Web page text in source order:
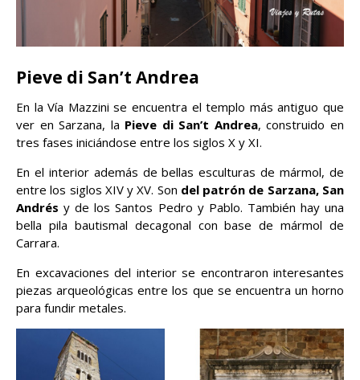
Pieve di San’t Andrea
En la Vía Mazzini se encuentra el templo más antiguo que
ver en Sarzana, la Pieve di San’t Andrea, construido en
tres fases iniciándose entre los siglos X y XI.
En el interior además de bellas esculturas de mármol, de
entre los siglos XIV y XV. Son del patrón de Sarzana, San
Andrés y de los Santos Pedro y Pablo. También hay una
bella pila bautismal decagonal con base de mármol de
Carrara.
En excavaciones del interior se encontraron interesantes
piezas arqueológicas entre los que se encuentra un horno
para fundir metales.